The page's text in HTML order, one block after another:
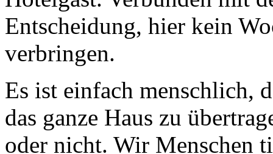
Entscheidung, hier kein
verbringen.
Es ist einfach menschlich,
das ganze Haus zu
oder nicht. Wir Menschen